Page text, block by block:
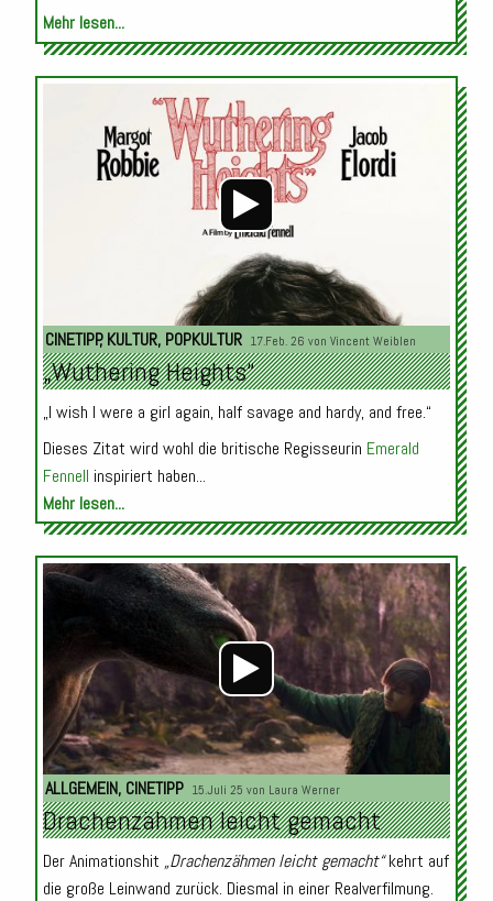
Mehr lesen...
Audio-
Player
CINETIPP,KULTUR, POPKULTUR 17.Feb. 26 von Vincent Weiblen
„Wuthering Heights“
„I wish I were a girl again, half savage and hardy, and free.“
Dieses Zitat wird wohl die britische Regisseurin Emerald
Fennell inspiriert haben...
Mehr lesen...
Audio-
Player
ALLGEMEIN, CINETIPP 15.Juli 25 von Laura Werner
Drachenzähmen leicht gemacht
Der Animationshit „Drachenzähmen leicht gemacht“kehrt auf
die große Leinwand zurück. Diesmal in einer Realverfilmung.